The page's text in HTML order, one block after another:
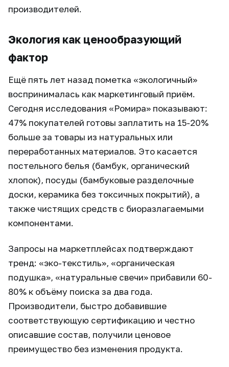
производителей.
Экология как ценообразующий
фактор
Ещё пять лет назад пометка «экологичный»
воспринималась как маркетинговый приём.
Сегодня исследования «Ромира» показывают:
47% покупателей готовы заплатить на 15-20%
больше за товары из натуральных или
переработанных материалов. Это касается
постельного белья (бамбук, органический
хлопок), посуды (бамбуковые разделочные
доски, керамика без токсичных покрытий), а
также чистящих средств с биоразлагаемыми
компонентами.
Запросы на маркетплейсах подтверждают
тренд: «эко-текстиль», «органическая
подушка», «натуральные свечи» прибавили 60-
80% к объёму поиска за два года.
Производители, быстро добавившие
соответствующую сертификацию и честно
описавшие состав, получили ценовое
преимущество без изменения продукта.